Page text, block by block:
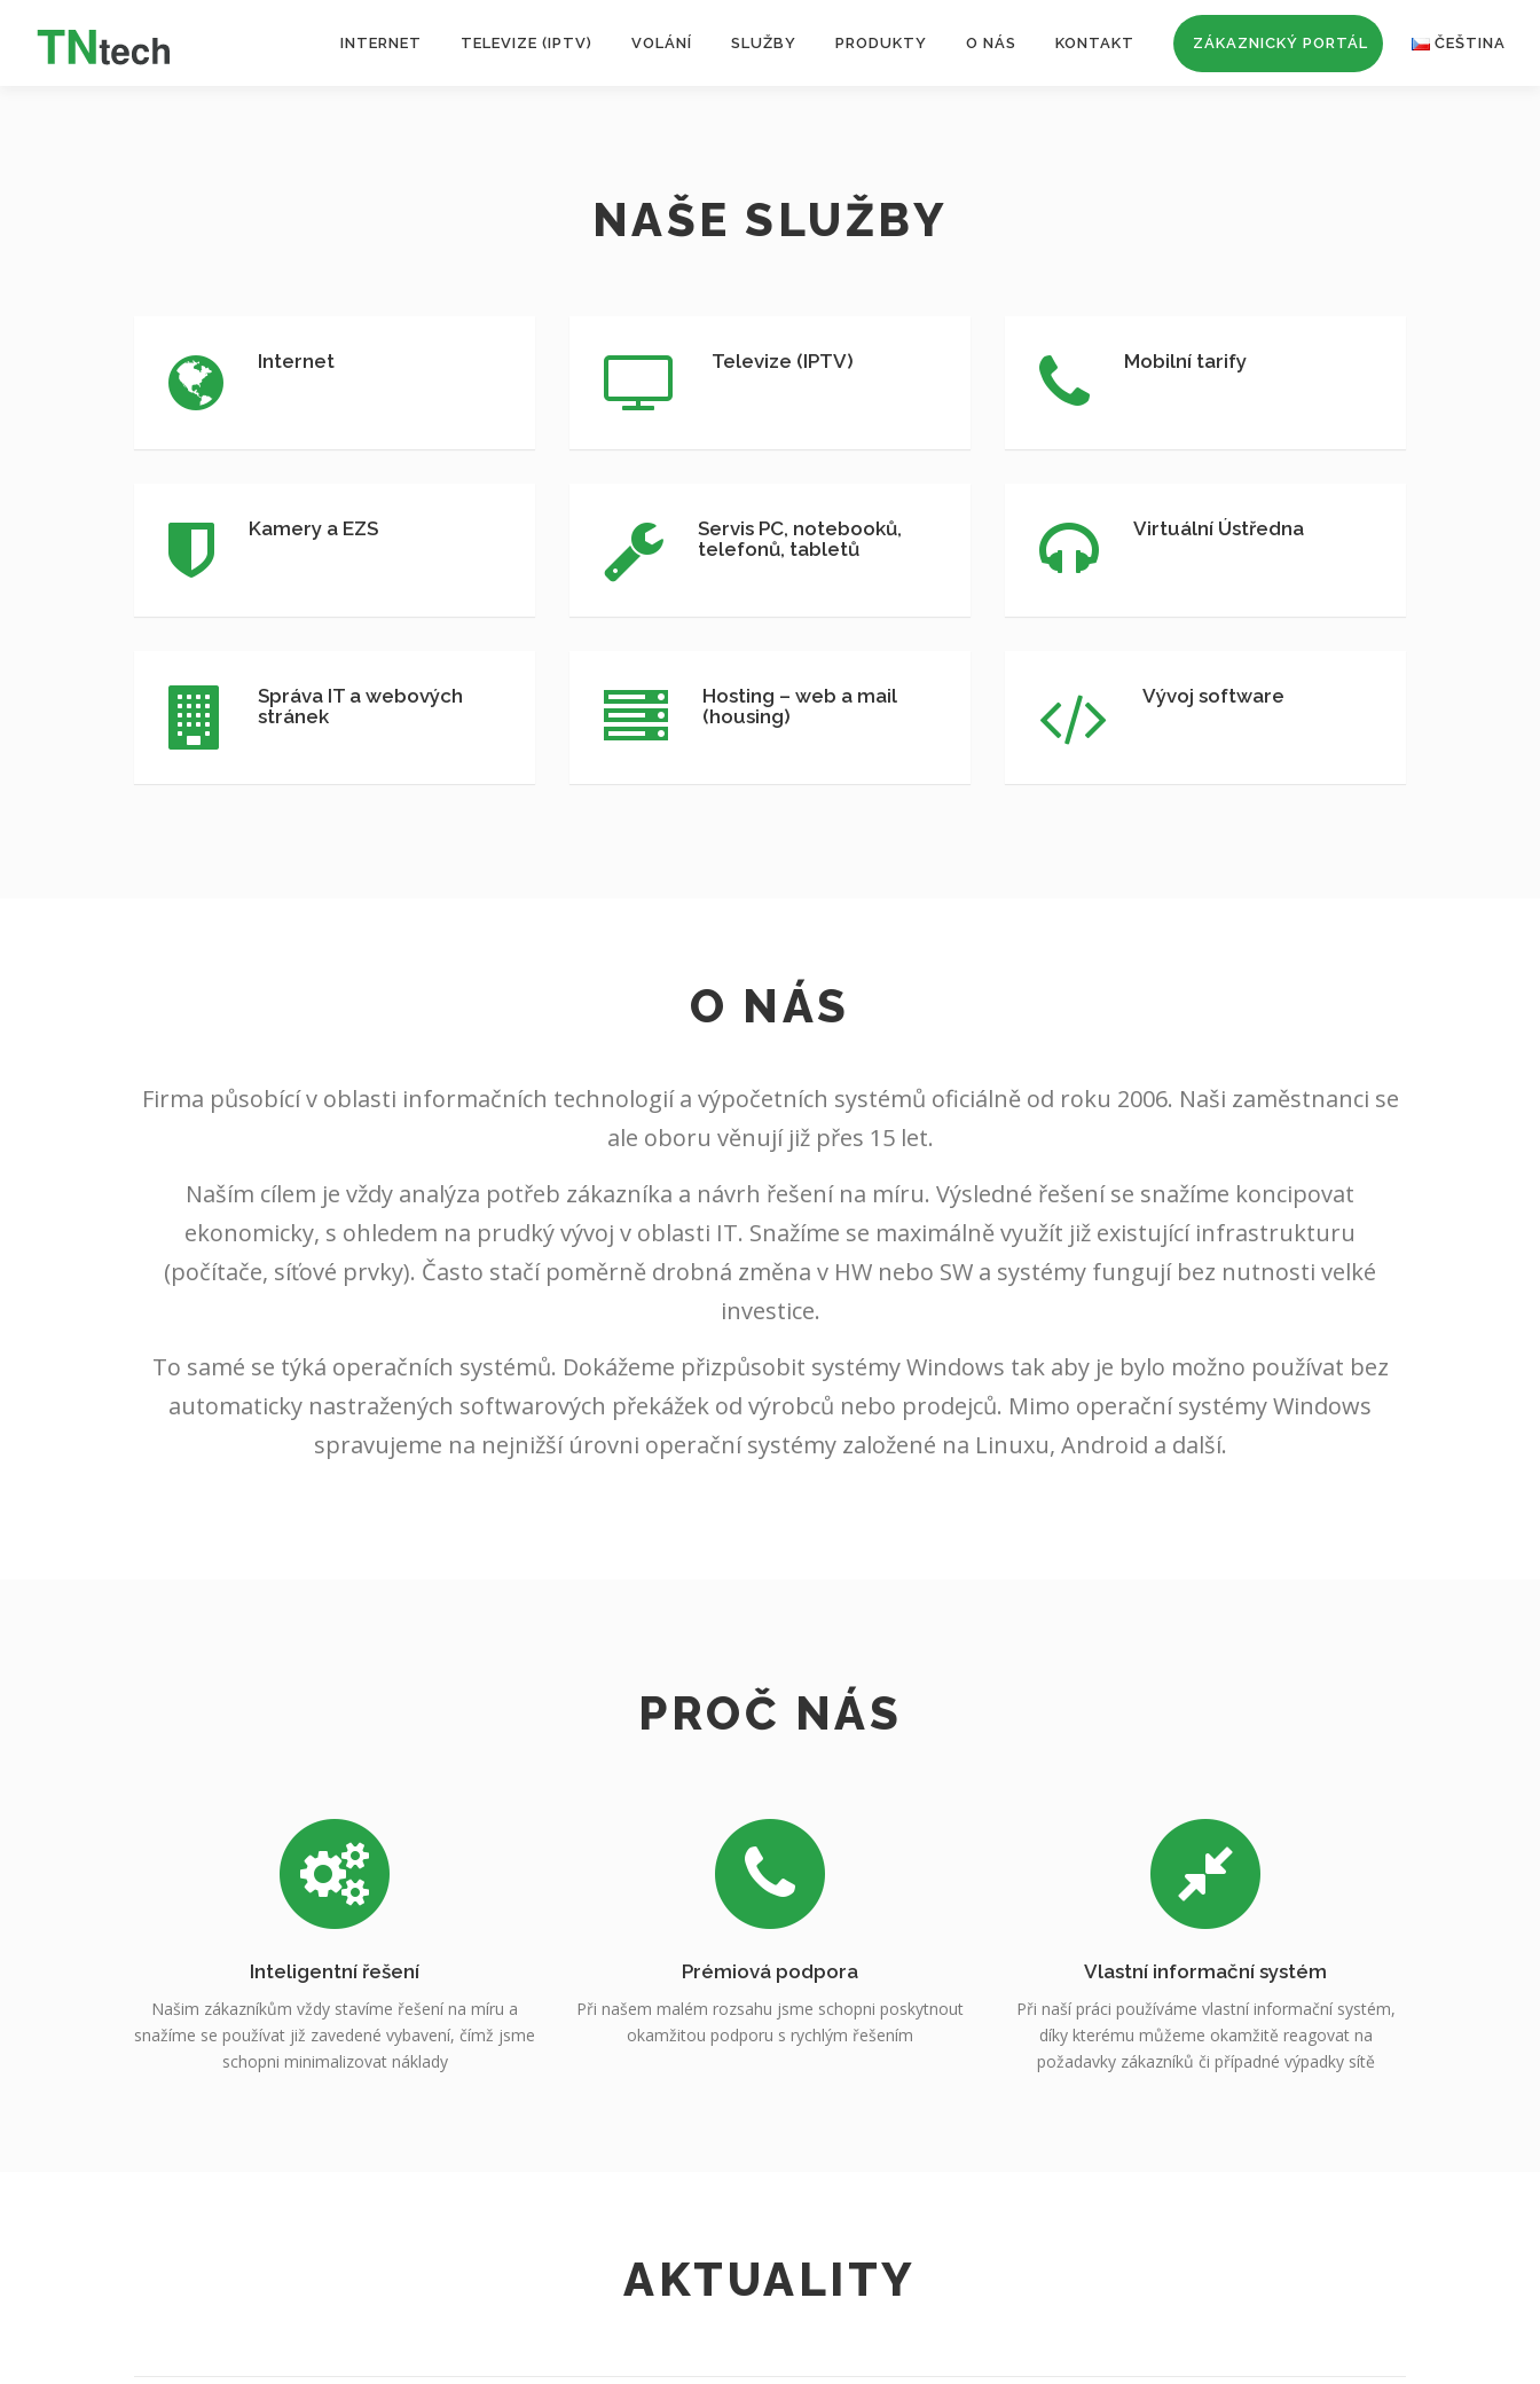
INTERNET TELEVIZE (IPTV) VOLÁNÍ SLUŽBY PRODUKTY O NÁS KONTAKT ZÁKAZNICKÝ PORTÁL ČEŠTINA
NAŠE SLUŽBY
Internet Televize (IPTV) Mobilní tarify
Kamery a EZS
Servis PC, notebooků,
telefonů, tabletů
Virtuální Ústředna
Správa IT a webových
stránek
Hosting – web a mail
(housing)
Vývoj software
O NÁS
Firma působící v oblasti informačních technologií a výpočetních systémů oficiálně od roku 2006. Naši zaměstnanci se
ale oboru věnují již přes 15 let.
Naším cílem je vždy analýza potřeb zákazníka a návrh řešení na míru. Výsledné řešení se snažíme koncipovat
ekonomicky, s ohledem na prudký vývoj v oblasti IT. Snažíme se maximálně využít již existující infrastrukturu
(počítače, síťové prvky). Často stačí poměrně drobná změna v HW nebo SW a systémy fungují bez nutnosti velké
investice.
To samé se týká operačních systémů. Dokážeme přizpůsobit systémy Windows tak aby je bylo možno používat bez
automaticky nastražených softwarových překážek od výrobců nebo prodejců. Mimo operační systémy Windows
spravujeme na nejnižší úrovni operační systémy založené na Linuxu, Android a další.
PROČ NÁS
Inteligentní řešení
Našim zákazníkům vždy stavíme řešení na míru a
snažíme se používat již zavedené vybavení, čímž jsme
schopni minimalizovat náklady
Prémiová podpora
Při našem malém rozsahu jsme schopni poskytnout
okamžitou podporu s rychlým řešením
Vlastní informační systém
Při naší práci používáme vlastní informační systém,
díky kterému můžeme okamžitě reagovat na
požadavky zákazníků či případné výpadky sítě
AKTUALITY